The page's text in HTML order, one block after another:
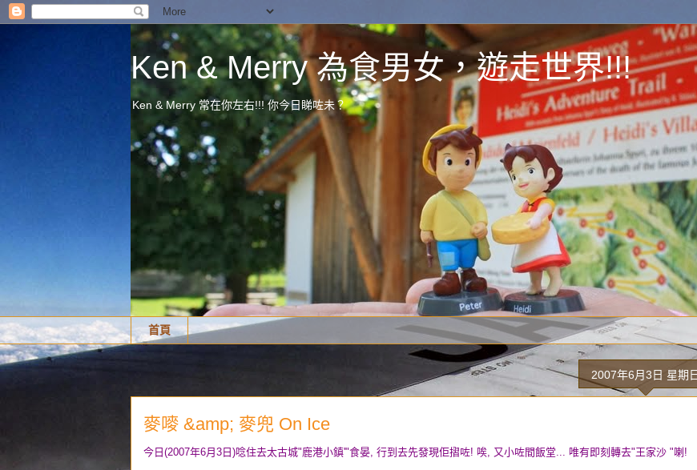
Ken & Merry 為食男女，遊走世界!!!
Ken & Merry 常在你左右!!! 你今日睇咗未？
首頁
2007年6月3日 星期日
麥嘜 &amp; 麥兜 On Ice
今日(2007年6月3日)唸住去太古城"鹿港小鎮'"食晏, 行到去先發現佢摺咗! 唉, 又小咗間飯堂... 唯有即刻轉去"王家沙 "喇!